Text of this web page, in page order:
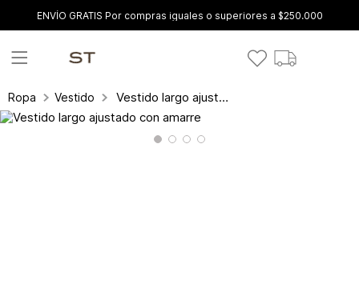
ENVÍO GRATIS Por compras iguales o superiores a $250.000
Ropa Vestidos Vestido largo ajustado con amarre